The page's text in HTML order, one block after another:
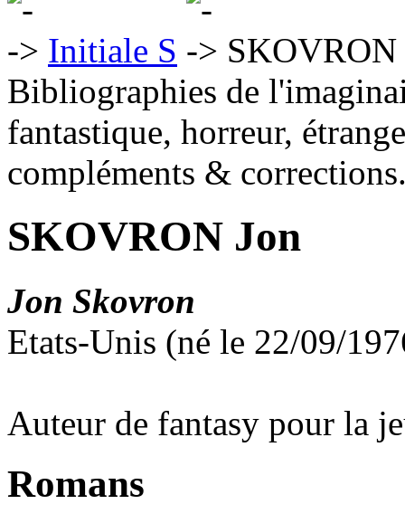
Initiale S
SKOVRON
Bibliographies de
fantastique, horreur,
compléments &
SKOVRON Jon
Jon Skovron
Etats-Unis (né le 22/09/
Auteur de fantasy pour la
Romans